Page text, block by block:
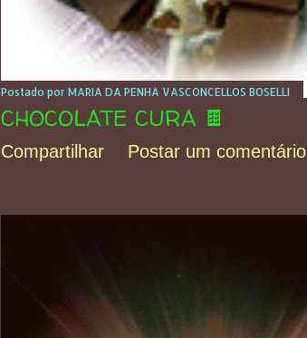
Postado por MARIA DA PENHA VASCONCELLOS BOSELLI
CHOCOLATE CURA 🍫
Compartilhar Postar um comentário